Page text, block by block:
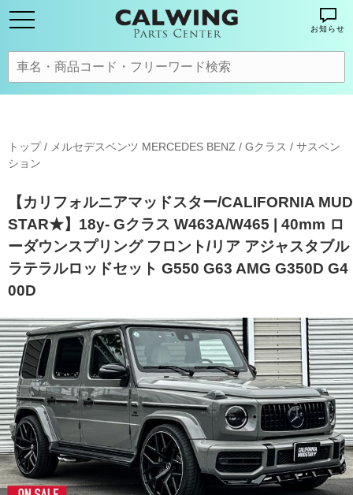
お知らせ
トップ/ メルセデスベンツ MERCEDES BENZ / Gクラス / サスペン
ション
【カリフォルニアマッドスター/CALIFORNIA MUD
STAR★】18y- Gクラス W463A/W465 | 40mm ロ
ーダウンスプリング フロント/リア アジャスタブル
ラテラルロッドセット G550 G63 AMG G350D G4
00D